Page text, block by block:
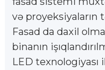
və
Fasad da daxil
binanın
LED texnologiyası